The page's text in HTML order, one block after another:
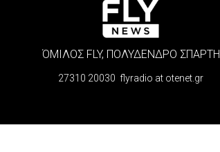
ΌΜΙΛΟΣ FLY, ΠΟΛΥΔΕΝΔΡΟ ΣΠΑΡΤΗ
27310 20030 flyradio at otenet.gr